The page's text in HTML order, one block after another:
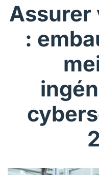
Secteurs
Perspectives
Connexion contractuel
Connexion client
Assurer
: